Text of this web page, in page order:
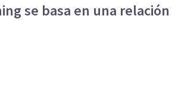
se basa en una relación